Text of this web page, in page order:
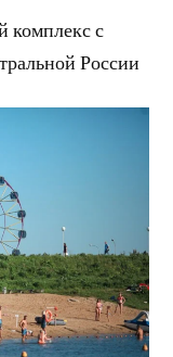
комплекс с
России